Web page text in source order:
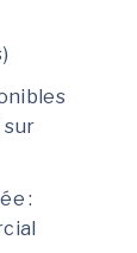
sur
: